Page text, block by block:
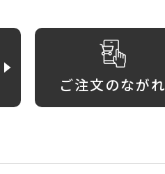
ご注文のながれ